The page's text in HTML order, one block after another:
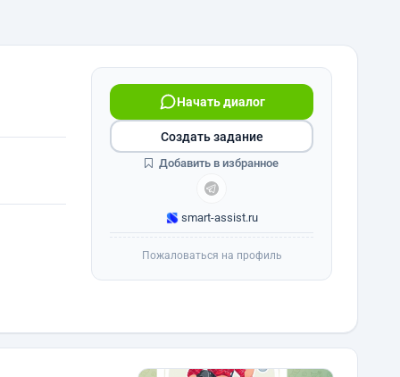
Начать диалог
smart-assist.ru
Создать задание
Добавить в избранное
Пожаловаться на профиль